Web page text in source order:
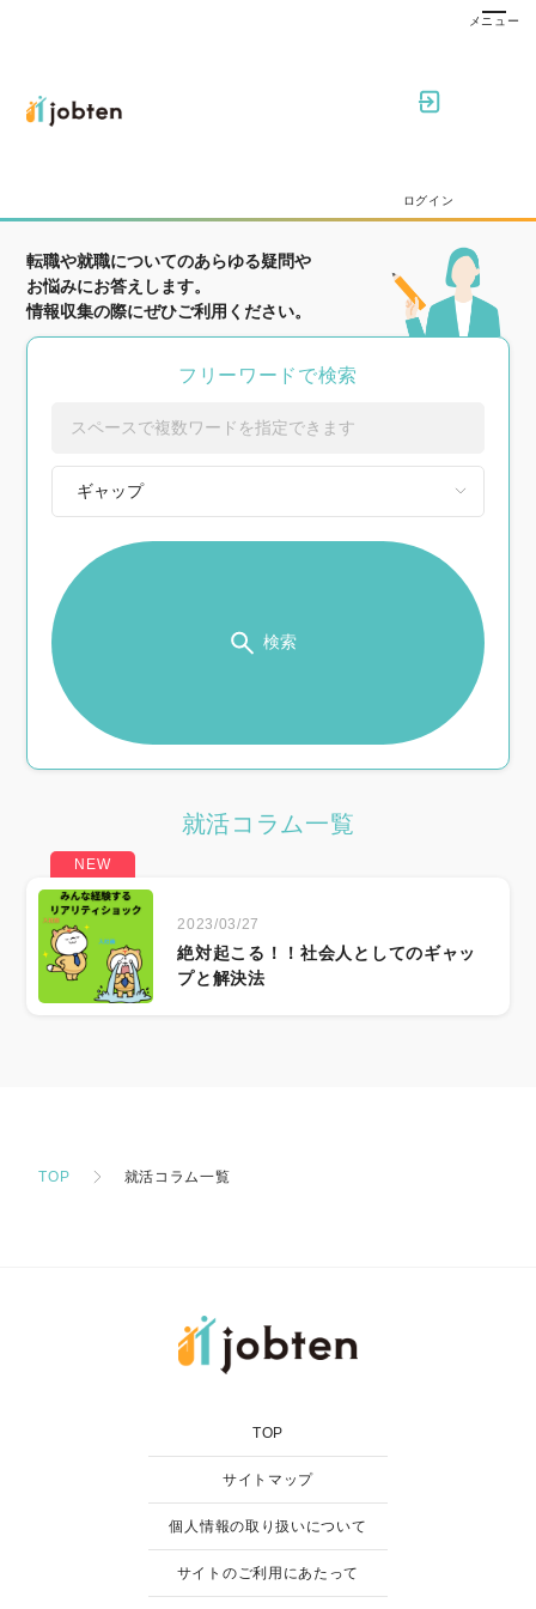
ログイン
転職や就職についてのあらゆる疑問や
お悩みにお答えします。
情報収集の際にぜひご利用ください。
フリーワードで検索
検索
就活コラム一覧
2023/03/27
絶対起こる！！社会人としてのギャッ
プと解決法
TOP 就活コラム一覧
TOP
サイトマップ
個人情報の取り扱いについて
サイトのご利用にあたって